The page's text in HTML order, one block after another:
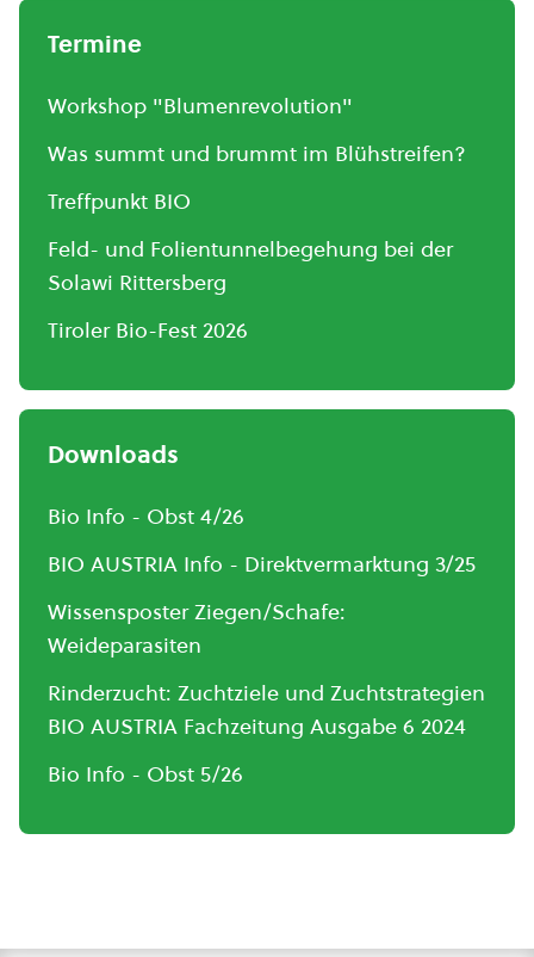
Termine
Workshop "Blumenrevolution"
Was summt und brummt im Blühstreifen?
Treffpunkt BIO
Feld- und Folientunnelbegehung bei der
Solawi Rittersberg
Tiroler Bio-Fest 2026
Downloads
Bio Info - Obst 4/26
BIO AUSTRIA Info - Direktvermarktung 3/25
Wissensposter Ziegen/Schafe:
Weideparasiten
Rinderzucht: Zuchtziele und Zuchtstrategien
BIO AUSTRIA Fachzeitung Ausgabe 6 2024
Bio Info - Obst 5/26